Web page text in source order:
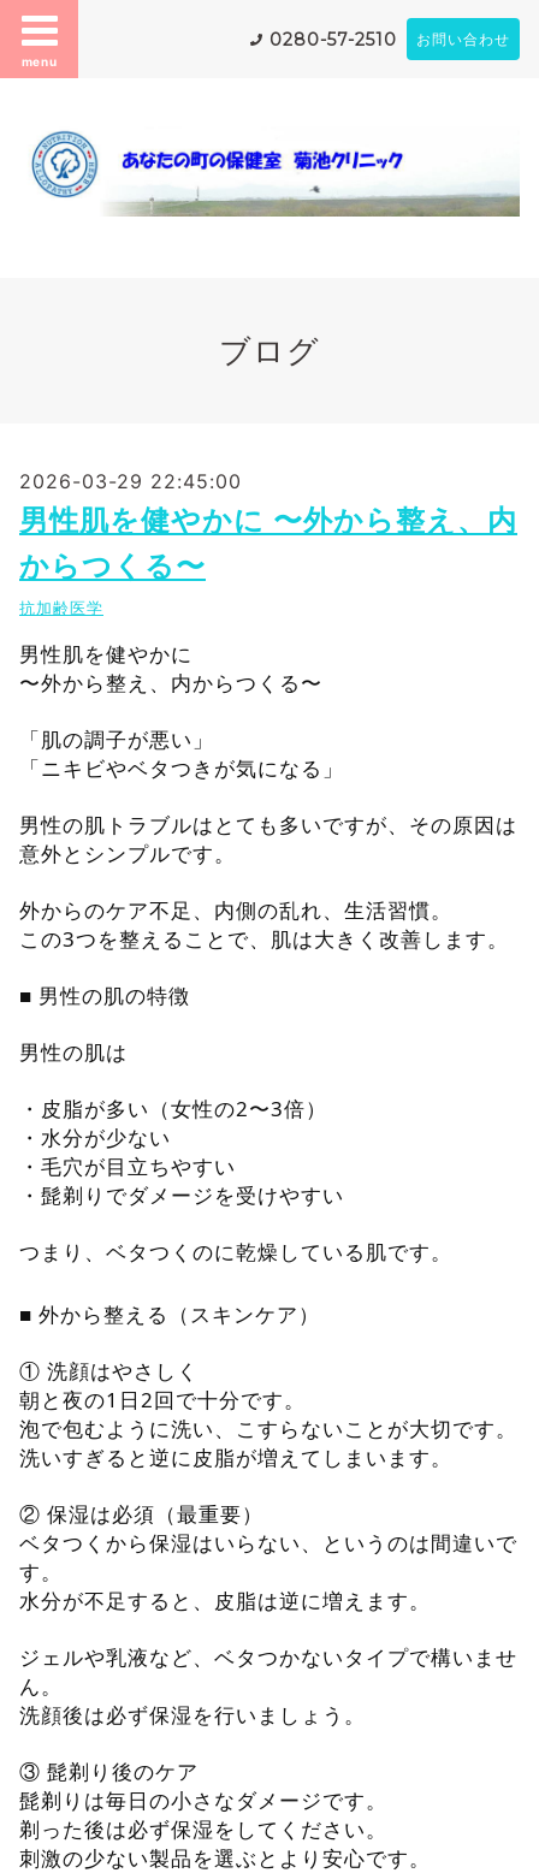
menu
0280-57-2510 お問い合わせ
ブログ
2026-03-29 22:45:00
男性肌を健やかに 〜外から整え、内
からつくる〜
抗加齢医学
男性肌を健やかに
〜外から整え、内からつくる〜
「肌の調子が悪い」
「ニキビやベタつきが気になる」
男性の肌トラブルはとても多いですが、その原因は
意外とシンプルです。
外からのケア不足、内側の乱れ、生活習慣。
この3つを整えることで、肌は大きく改善します。
■ 男性の肌の特徴
男性の肌は
・皮脂が多い（女性の2〜3倍）
・水分が少ない
・毛穴が目立ちやすい
・髭剃りでダメージを受けやすい
つまり、ベタつくのに乾燥している肌です。
■ 外から整える（スキンケア）
① 洗顔はやさしく
朝と夜の1日2回で十分です。
泡で包むように洗い、こすらないことが大切です。
洗いすぎると逆に皮脂が増えてしまいます。
② 保湿は必須（最重要）
ベタつくから保湿はいらない、というのは間違いで
す。
水分が不足すると、皮脂は逆に増えます。
ジェルや乳液など、ベタつかないタイプで構いませ
ん。
洗顔後は必ず保湿を行いましょう。
③ 髭剃り後のケア
髭剃りは毎日の小さなダメージです。
剃った後は必ず保湿をしてください。
刺激の少ない製品を選ぶとより安心です。